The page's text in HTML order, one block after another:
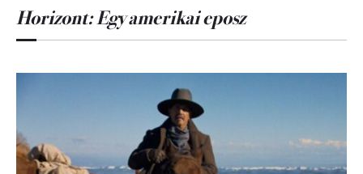
Horizont: Egy amerikai eposz